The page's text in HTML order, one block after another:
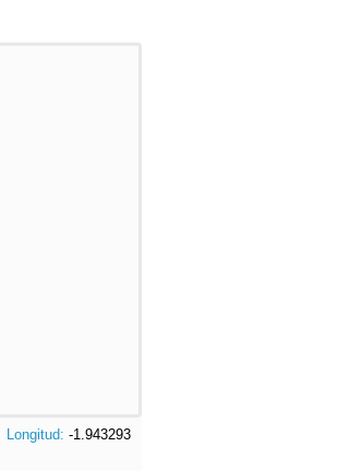
Longitud:-1.943293